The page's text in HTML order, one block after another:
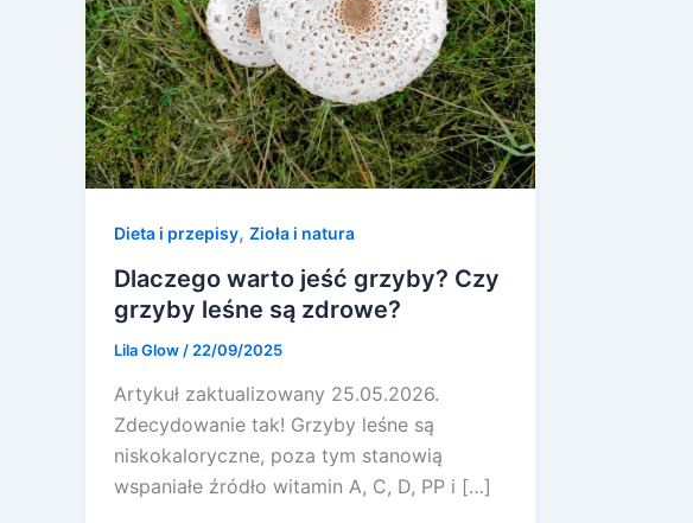
Dieta i przepisy, Zioła i natura
Dlaczego warto jeść grzyby? Czy
grzyby leśne są zdrowe?
Lila Glow / 22/09/2025
Artykuł zaktualizowany 25.05.2026.
Zdecydowanie tak! Grzyby leśne są
niskokaloryczne, poza tym stanowią
wspaniałe źródło witamin A, C, D, PP i […]